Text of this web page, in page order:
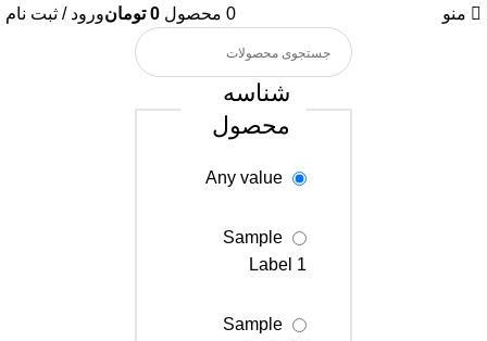
منو 0 محصول 0 تومانورود / ثبت نام
شناسه
محصول
Sample
Label 1
Sample